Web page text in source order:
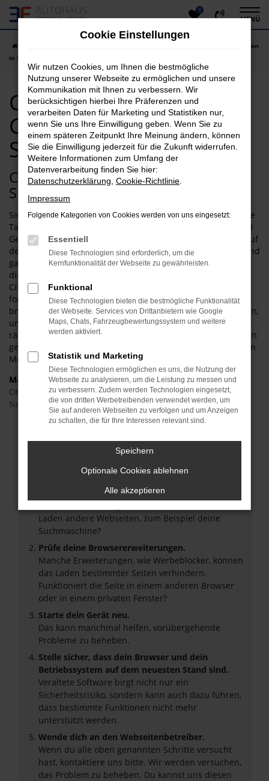
Zum
Hauptinhalt
0
MENÜ
Citroen C3 Gebrauchtwagen
in Siegen günstig kaufen
Citroen C3
Gebrauchtwagen in
Siegen günstig kaufen
Citroen C3: als Gebrauchtwagen in
Siegen besonders günstig
Sie möchten für Ihre Mobilität in Siegen nicht allzu tief in die
Tasche greifen? Dann empfehlen wir Ihnen einen Citroen C3
Gebrauchtwagen. Das Modell ist bereits seit vielen Jahren auf
dem Markt und hat bislang in allen Modellgeneration voll und
ganz überzeugt. Kennzeichnend sind die Langlebigkeit und
die technischen Details, die auch bei einem gebrauchten
Citroen C3 voll und ganz auf Höhe der Zeit sind. Anders
formuliert, bleiben so gut wie keine Wünsche offen und Sie
brauchen zudem nicht allzu viel Geld in die Hand zu nehmen,
um mit einem Citroen C3 in Siegen unterwegs zu sein. Wir
räumen Ihnen weitreichende Rabatte ein und kommen Ihnen
gerne auch in Form einer Finanzierung zu knapp kalkulierten
Monatsraten entgegen.
Marken
Citroen
Suzuki
Beim Laden ist ein Fehler aufgetreten.
Hier sind ein paar Tipps, die dir helfen können:
Überprüfe deine Firewall und deine
Laden andere Webseiten, zum Beispiel deine
Suchmaschine?
Prüfe deine Browsererweiterungen.
Manche Erweiterungen, wie Werbeblocker, können
das Laden bestimmter Seiten verhindern.
Funktioniert die Seite in einem anderen Browser
oder in einem privaten Fenster?
Starte dein Gerät neu.
Das kann manchmal helfen, vorübergehende
Probleme zu beheben.
Stelle sicher, dass dein Browser und dein
Betriebssystem auf dem neuesten Stand sind.
Veraltete Software birgt nicht nur ein
Sicherheitsrisiko, sondern kann auch dazu führen,
dass bestimmte Funktionen nicht mehr
unterstützt werden.
Wende dich an den Webseitenbetreiber.
Wenn du alle oben genannten Schritte versucht
hast, kontaktiere uns bitte. Wir werden versuchen,
das Problem zu beheben. Du kannst uns diesen
Cookie Einstellungen
Wir nutzen Cookies, um Ihnen die bestmögliche
Nutzung unserer Webseite zu ermöglichen und unsere
Kommunikation mit Ihnen zu verbessern. Wir
berücksichtigen hierbei Ihre Präferenzen und
verarbeiten Daten für Marketing und Statistiken nur,
wenn Sie uns Ihre Einwilligung geben. Wenn Sie zu
einem späteren Zeitpunkt Ihre Meinung ändern, können
Sie die Einwilligung jederzeit für die Zukunft widerrufen.
Weitere Informationen zum Umfang der
Datenverarbeitung finden Sie hier:
Datenschutzerklärung Cookie-Richtlinie
Impressum
Folgende Kategorien von Cookies werden von uns eingesetzt:
Essentiell
Diese Technologien sind erforderlich, um die
Kernfunktionalität der Webseite zu gewährleisten.
Funktional
Diese Technologien bieten die bestmögliche Funktionalität
der Webseite. Services von Drittanbietern wie Google
Maps, Chats, Fahrzeugbewertungssystem und weitere
werden aktiviert.
Statistik und Marketing
Diese Technologien ermöglichen es uns, die Nutzung der
Webseite zu analysieren, um die Leistung zu messen und
zu verbessern. Zudem werden Technologien eingesetzt,
die von dritten Werbetreibenden verwendet werden, um
Sie auf anderen Webseiten zu verfolgen und um Anzeigen
zu schalten, die für Ihre Interessen relevant sind.
Speichern
Optionale Cookies ablehnen
Alle akzeptieren